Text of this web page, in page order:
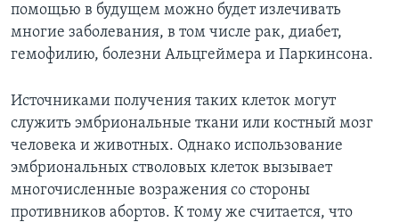
НЬЮ-ЙОРК NEW YORK
АМЕРИКА. БОЛЬШОЕ ПУТЕШЕСТВИЕ
ТЕСТЫ
ВИДЕО
ПОДПИСКА НА НОВОСТИ
Learning English
СОЦИАЛЬНЫЕ СЕТИ
помощью в будущем можно будет излечивать
многие заболевания, в том числе рак, диабет,
гемофилию, болезни Альцгеймера и Паркинсона.
Источниками получения таких клеток могут
служить эмбриональные ткани или костный мозг
человека и животных. Однако использование
эмбриональных стволовых клеток вызывает
многочисленные возражения со стороны
противников абортов. К тому же считается, что